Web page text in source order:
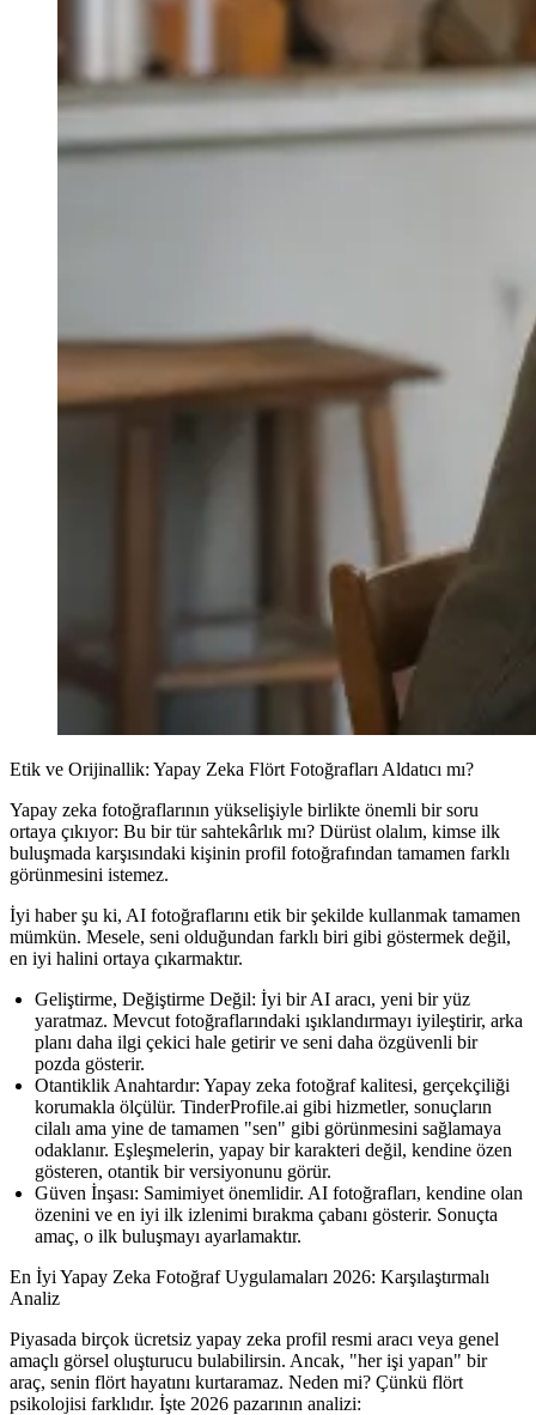
Etik ve Orijinallik: Yapay Zeka Flört Fotoğrafları Aldatıcı mı?
Yapay zeka fotoğraflarının yükselişiyle birlikte önemli bir soru
ortaya çıkıyor: Bu bir tür sahtekârlık mı? Dürüst olalım, kimse ilk
buluşmada karşısındaki kişinin profil fotoğrafından tamamen farklı
görünmesini istemez.
İyi haber şu ki, AI fotoğraflarını etik bir şekilde kullanmak tamamen
mümkün. Mesele, seni olduğundan farklı biri gibi göstermek değil,
en iyi halini ortaya çıkarmaktır.
Geliştirme, Değiştirme Değil: İyi bir AI aracı, yeni bir yüz
yaratmaz. Mevcut fotoğraflarındaki ışıklandırmayı iyileştirir, arka
planı daha ilgi çekici hale getirir ve seni daha özgüvenli bir
pozda gösterir.
Otantiklik Anahtardır: Yapay zeka fotoğraf kalitesi, gerçekçiliği
korumakla ölçülür. TinderProfile.ai gibi hizmetler, sonuçların
cilalı ama yine de tamamen "sen" gibi görünmesini sağlamaya
odaklanır. Eşleşmelerin, yapay bir karakteri değil, kendine özen
gösteren, otantik bir versiyonunu görür.
Güven İnşası: Samimiyet önemlidir. AI fotoğrafları, kendine olan
özenini ve en iyi ilk izlenimi bırakma çabanı gösterir. Sonuçta
amaç, o ilk buluşmayı ayarlamaktır.
En İyi Yapay Zeka Fotoğraf Uygulamaları 2026: Karşılaştırmalı
Analiz
Piyasada birçok ücretsiz yapay zeka profil resmi aracı veya genel
amaçlı görsel oluşturucu bulabilirsin. Ancak, "her işi yapan" bir
araç, senin flört hayatını kurtaramaz. Neden mi? Çünkü flört
psikolojisi farklıdır. İşte 2026 pazarının analizi: